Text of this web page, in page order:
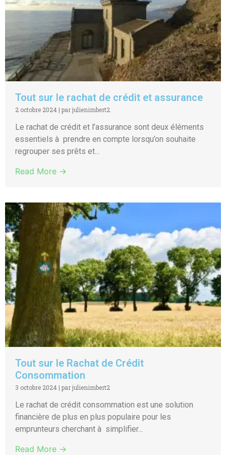
Tout sur le rachat de crédit et assurance
2 octobre 2024 | par julienimbert2
Le rachat de crédit et l’assurance sont deux éléments
essentiels à prendre en compte lorsqu’on souhaite
regrouper ses prêts et...
Read More →
Tout sur le Rachat de Crédit
Consommation
3 octobre 2024 | par julienimbert2
Le rachat de crédit consommation est une solution
financière de plus en plus populaire pour les
emprunteurs cherchant à simplifier...
Read More →